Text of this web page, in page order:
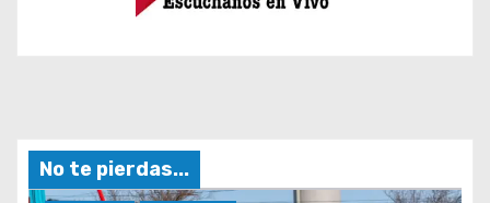
No te pierdas...